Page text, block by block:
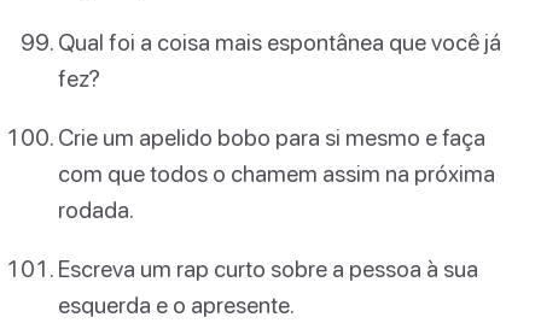
Qual foi a coisa mais espontânea que você já
fez?
Crie um apelido bobo para si mesmo e faça
com que todos o chamem assim na próxima
rodada.
Escreva um rap curto sobre a pessoa à sua
esquerda e o apresente.